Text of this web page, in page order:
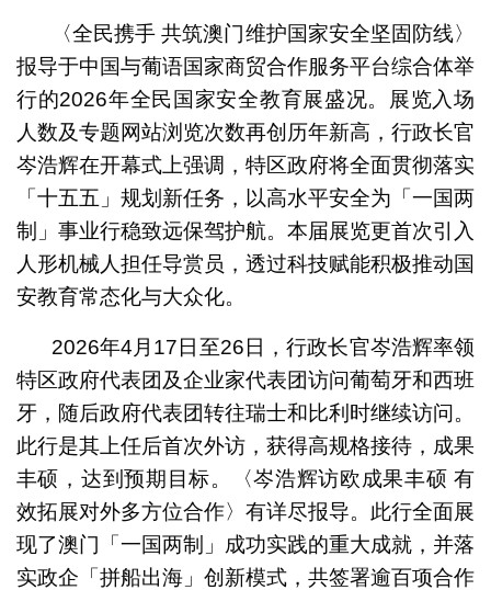
〈全民携手 共筑澳门维护国家安全坚固防线〉
报导于中国与葡语国家商贸合作服务平台综合体举
行的2026年全民国家安全教育展盛况。展览入场
人数及专题网站浏览次数再创历年新高，行政长官
岑浩辉在开幕式上强调，特区政府将全面贯彻落实
「十五五」规划新任务，以高水平安全为「一国两
制」事业行稳致远保驾护航。本届展览更首次引入
人形机械人担任导赏员，透过科技赋能积极推动国
安教育常态化与大众化。
2026年4月17日至26日，行政长官岑浩辉率领
特区政府代表团及企业家代表团访问葡萄牙和西班
牙，随后政府代表团转往瑞士和比利时继续访问。
此行是其上任后首次外访，获得高规格接待，成果
丰硕，达到预期目标。〈岑浩辉访欧成果丰硕 有
效拓展对外多方位合作〉有详尽报导。此行全面展
现了澳门「一国两制」成功实践的重大成就，并落
实政企「拼船出海」创新模式，共签署逾百项合作